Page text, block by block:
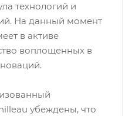
технологий и
На данный момент
в активе
воплощенных в
убеждены, что